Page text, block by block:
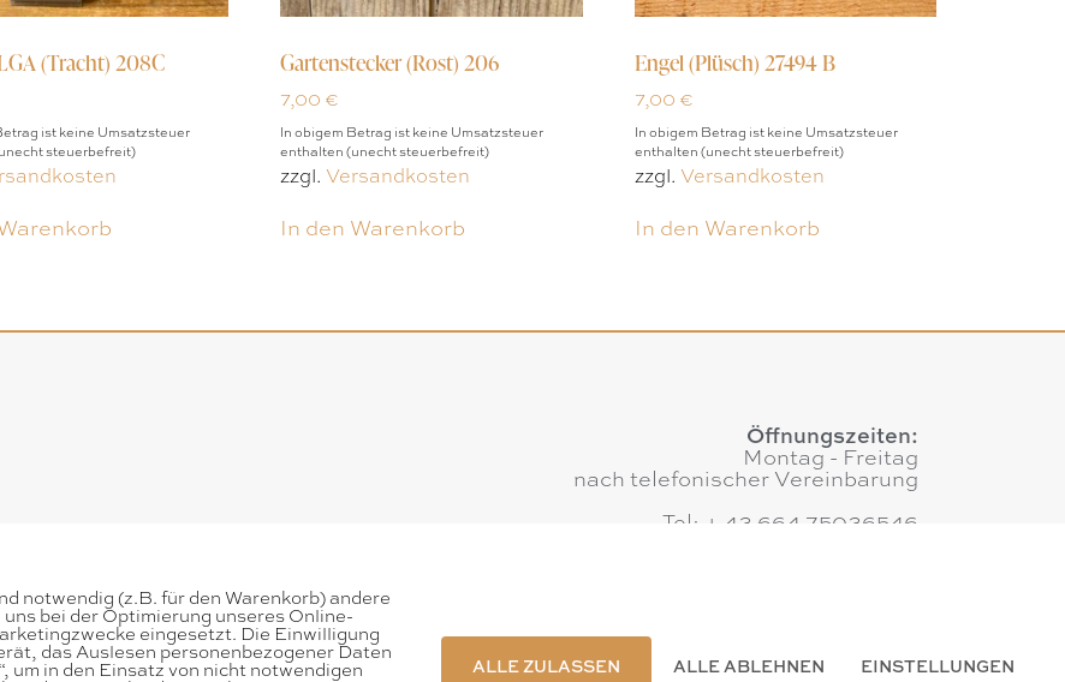
(Tracht) 208C
ist keine Umsatzsteuer
steuerbefreit)
Gartenstecker (Rost) 206
7,00 €
In obigem Betrag ist keine Umsatzsteuer
enthalten (unecht steuerbefreit)
zzgl. Versandkosten
In den Warenkorb
Engel (Plüsch) 27494 B
7,00 €
In obigem Betrag ist keine Umsatzsteuer
enthalten (unecht steuerbefreit)
zzgl. Versandkosten
In den Warenkorb
Öffnungszeiten:
Montag - Freitag
nach telefonischer Vereinbarung
Tel: + 43 664 75036546
notwendig (z.B. für den Warenkorb) andere
bei der Optimierung unseres Online-
eingesetzt. Die Einwilligung
das Auslesen personenbezogener Daten
um in den Einsatz von nicht notwendigen ALLE ZULASSEN ALLE ABLEHNEN EINSTELLUNGEN